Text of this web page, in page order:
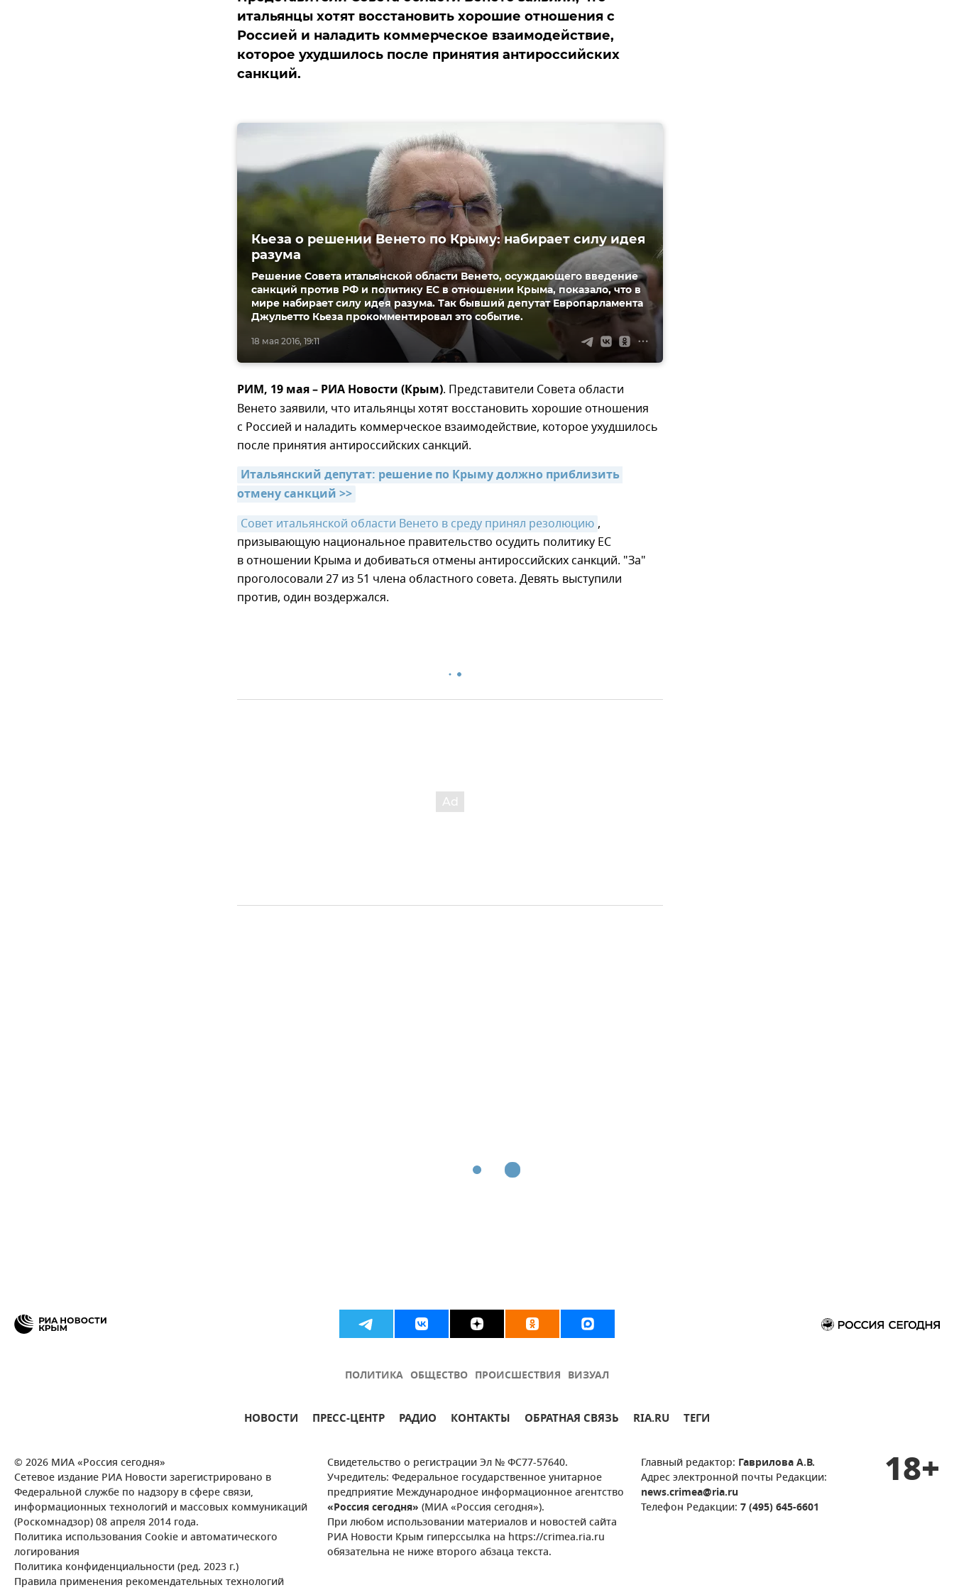
итальянцы хотят восстановить хорошие отношения с
Россией и наладить коммерческое взаимодействие,
которое ухудшилось после принятия антироссийских
санкций.
18 мая 2016, 19:11
Кьеза о решении Венето по Крыму: набирает силу идея
разума
Решение Совета итальянской области Венето, осуждающего введение
санкций против РФ и политику ЕС в отношении Крыма, показало, что в
мире набирает силу идея разума. Так бывший депутат Европарламента
Джульетто Кьеза прокомментировал это событие.
РИМ, 19 мая – РИА Новости (Крым). Представители Совета области
Венето заявили, что итальянцы хотят восстановить хорошие отношения
с Россией и наладить коммерческое взаимодействие, которое ухудшилось
после принятия антироссийских санкций.
Итальянский депутат: решение по Крыму должно приблизить
отмену санкций >>
Совет итальянской области Венето в среду принял резолюцию ,
призывающую национальное правительство осудить политику ЕС
в отношении Крыма и добиваться отмены антироссийских санкций. "За"
проголосовали 27 из 51 члена областного совета. Девять выступили
против, один воздержался.
ПОЛИТИКА ОБЩЕСТВО ПРОИСШЕСТВИЯ ВИЗУАЛ
НОВОСТИ ПРЕСС-ЦЕНТР РАДИО КОНТАКТЫ ОБРАТНАЯ СВЯЗЬ RIA.RU ТЕГИ
© 2026 МИА «Россия сегодня»
Сетевое издание РИА Новости зарегистрировано в
Федеральной службе по надзору в сфере связи,
информационных технологий и массовых коммуникаций
(Роскомнадзор) 08 апреля 2014 года.
Политика использования Cookie и автоматического
логирования
Политика конфиденциальности (ред. 2023 г.)
Правила применения рекомендательных технологий
Свидетельство о регистрации Эл № ФС77-57640.
Учредитель: Федеральное государственное унитарное
предприятие Международное информационное агентство
«Россия сегодня» (МИА «Россия сегодня»).
При любом использовании материалов и новостей сайта
РИА Новости Крым гиперссылка на https://crimea.ria.ru
обязательна не ниже второго абзаца текста.
Главный редактор: Гаврилова А.В.
Адрес электронной почты Редакции:
news.crimea@ria.ru
Телефон Редакции: 7 (495) 645-6601
18+